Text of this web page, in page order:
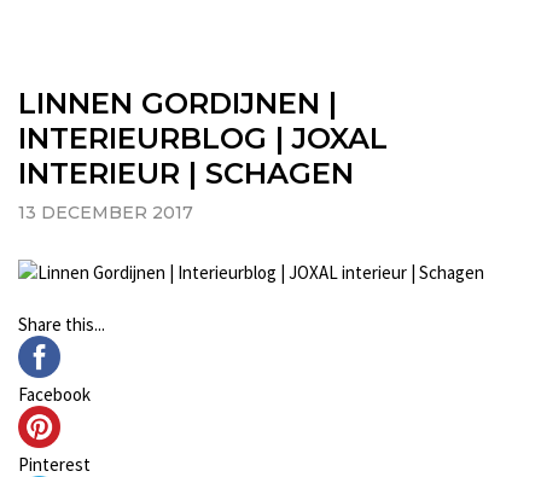
LINNEN GORDIJNEN |
INTERIEURBLOG | JOXAL
INTERIEUR | SCHAGEN
13 DECEMBER 2017
Share this...
Facebook
Pinterest